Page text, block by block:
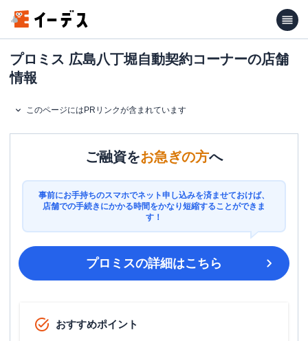
プロミス 広島八丁堀自動契約コーナーの店舗
情報
このページにはPRリンクが含まれています
ご融資をお急ぎの方へ
事前にお手持ちのスマホでネット申し込みを済ませておけば、
店舗での手続きにかかる時間をかなり短縮することができま
す！
プロミスの詳細はこちら
おすすめポイント